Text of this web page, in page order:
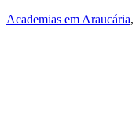
Academias em Araucária,